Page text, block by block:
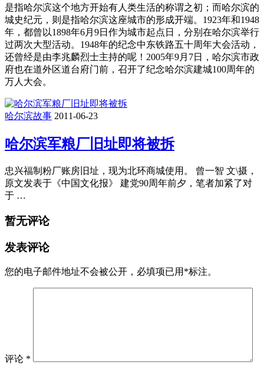
是指哈尔滨这个地方开始有人类生活的称谓之初；而哈尔滨的
城史纪元，则是指哈尔滨这座城市的形成开端。1923年和1948
年，都曾以1898年6月9日作为城市起点日，分别在哈尔滨举行
过两次大型活动。1948年的纪念中东铁路五十周年大会活动，
还曾经是由李兆麟烈士主持的呢！2005年9月7日，哈尔滨市政
府也在道外区道台府门前，召开了纪念哈尔滨建城100周年的
万人大会。
哈尔滨故事 2011-06-23
哈尔滨军粮厂旧址即将被拆
忠兴福制粉厂账房旧址，现为北环商城使用。 曾一智 文\摄，
原文发表于《中国文化报》 建党90周年前夕，笔者加紧了对
于 …
暂无评论
发表评论
您的电子邮件地址不会被公开， 必填项已用 *标注。
评论 *